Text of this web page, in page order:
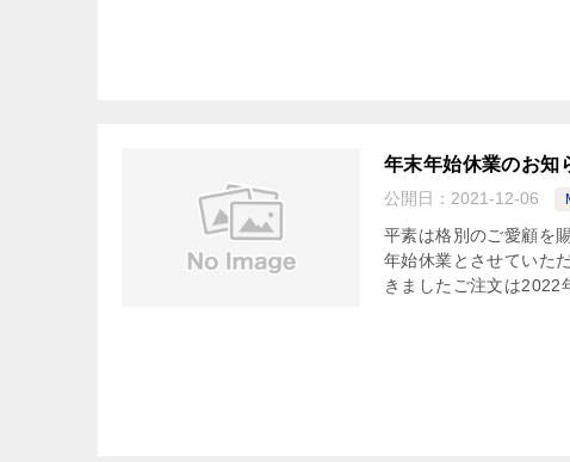
年末年始休業のお知
公開日： 2021-12-06
平素は格別のご愛顧を
年始休業とさせていた
きましたご注文は